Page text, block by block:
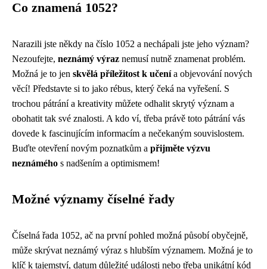
Co znamená 1052?
Narazili jste někdy na číslo 1052 a nechápali jste jeho význam?
Nezoufejte, neznámý výraz nemusí nutně znamenat problém.
Možná je to jen skvělá příležitost k učenía objevování nových
věcí! Představte si to jako rébus, který čeká na vyřešení. S
trochou pátrání a kreativity můžete odhalit skrytý význam a
obohatit tak své znalosti. A kdo ví, třeba právě toto pátrání vás
dovede k fascinujícím informacím a nečekaným souvislostem.
Buďte otevření novým poznatkům a přijměte výzvu
neznámého s nadšením a optimismem!
Možné významy číselné řady
Číselná řada 1052, ač na první pohled možná působí obyčejně,
může skrývat neznámý výraz s hlubším významem. Možná je to
klíč k tajemství, datum důležité události nebo třeba unikátní kód